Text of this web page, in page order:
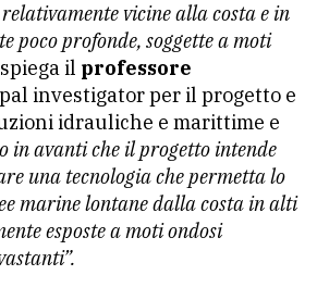
vicine alla costa e in
poco profonde, soggette a moti
spiega il professore
investigator per il progetto e
idrauliche e marittime e
in avanti che il progetto intende
una tecnologia che permetta lo
marine lontane dalla costa in alti
esposte a moti ondosi